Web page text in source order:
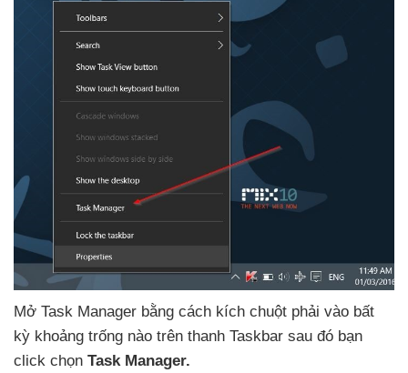
Mở Task Manager bằng cách kích chuột phải vào bất
kỳ khoảng trống nào trên thanh Taskbar sau đó bạn
click chọn Task Manager.